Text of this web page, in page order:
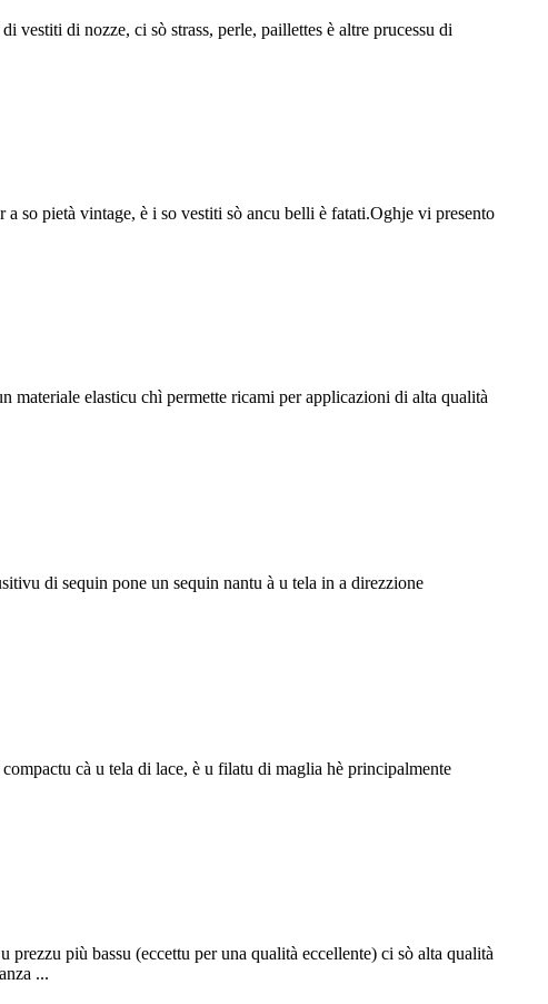
di nozze, ci sò strass, perle, paillettes è altre prucessu di
so pietà vintage, è i so vestiti sò ancu belli è fatati.Oghje vi presento
elasticu chì permette ricami per applicazioni di alta qualità
di sequin pone un sequin nantu à u tela in a direzzione
cà u tela di lace, è u filatu di maglia hè principalmente
più bassu (eccettu per una qualità eccellente) ci sò alta qualità
...